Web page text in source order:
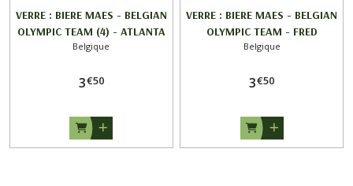
VERRE : BIERE MAES - BELGIAN
OLYMPIC TEAM (4) - ATLANTA
96
Belgique
3€50
VERRE : BIERE MAES - BELGIAN
OLYMPIC TEAM - FRED
DEBURGHGRAEVE
Belgique
3€50